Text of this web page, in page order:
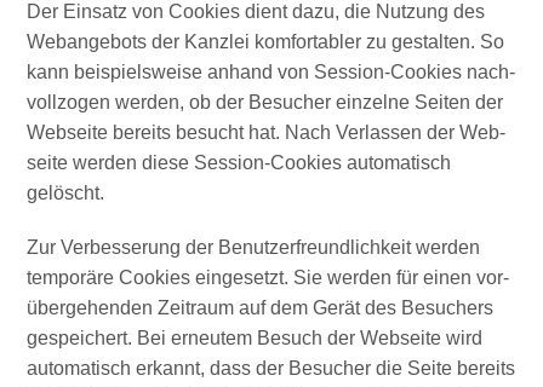
Der Ein­satz von Coo­kies dient dazu, die Nut­zung des
Web­an­ge­bots der Kanz­lei kom­for­ta­bler zu gestal­ten. So
kann bei­spiels­wei­se anhand von Ses­si­on-Coo­kies nach­
voll­zo­gen wer­den, ob der Besu­cher ein­zel­ne Sei­ten der
Web­sei­te bereits besucht hat. Nach Ver­las­sen der Web­
sei­te wer­den die­se Ses­si­on-Coo­kies auto­ma­tisch
gelöscht.
Zur Ver­bes­se­rung der Benut­zer­freund­lich­keit wer­den
tem­po­rä­re Coo­kies ein­ge­setzt. Sie wer­den für einen vor­
über­ge­hen­den Zeit­raum auf dem Gerät des Besu­chers
gespei­chert. Bei erneu­tem Besuch der Web­sei­te wird
auto­ma­tisch erkannt, dass der Besu­cher die Sei­te bereits